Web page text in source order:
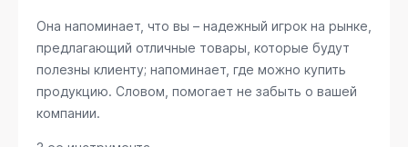
Она напоминает, что вы – надежный игрок на рынке,
предлагающий отличные товары, которые будут
полезны клиенту; напоминает, где можно купить
продукцию. Словом, помогает не забыть о вашей
компании.